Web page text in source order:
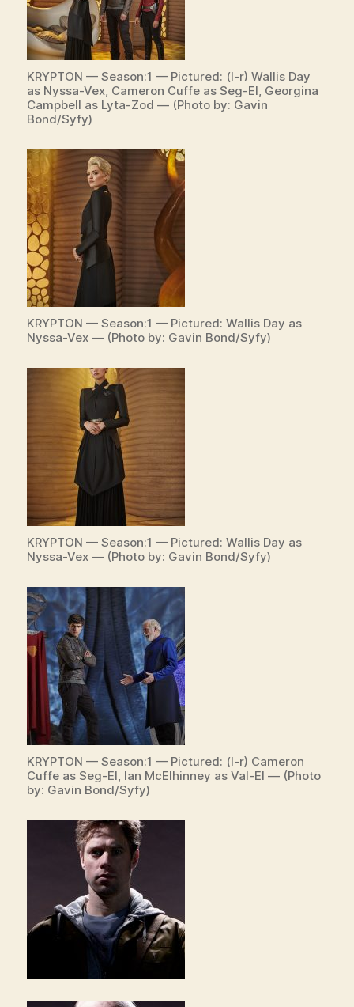
KRYPTON — Season:1 — Pictured: (l-r) Wallis Day
as Nyssa-Vex, Cameron Cuffe as Seg-El, Georgina
Campbell as Lyta-Zod — (Photo by: Gavin
Bond/Syfy)
KRYPTON — Season:1 — Pictured: Wallis Day as
Nyssa-Vex — (Photo by: Gavin Bond/Syfy)
KRYPTON — Season:1 — Pictured: Wallis Day as
Nyssa-Vex — (Photo by: Gavin Bond/Syfy)
KRYPTON — Season:1 — Pictured: (l-r) Cameron
Cuffe as Seg-El, Ian McElhinney as Val-El — (Photo
by: Gavin Bond/Syfy)